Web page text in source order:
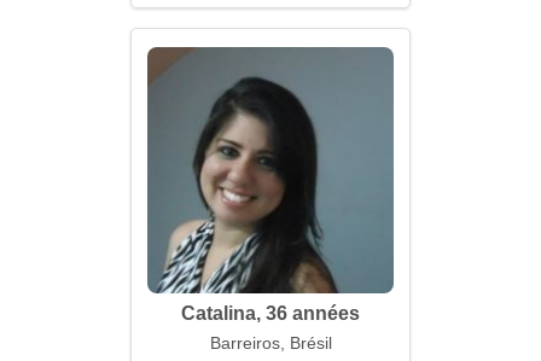
Catalina, 36 années
Barreiros, Brésil